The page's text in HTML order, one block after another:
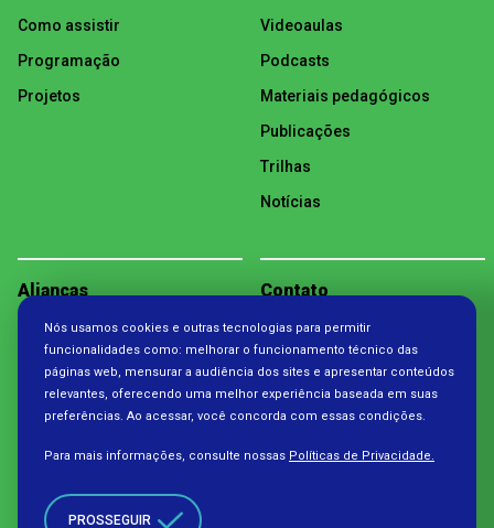
Como assistir
Programação
Projetos
Videoaulas
Podcasts
Materiais pedagógicos
Publicações
Trilhas
Notícias
Alianças Contato
Política de Privacidade
Nós usamos cookies e outras tecnologias para permitir
funcionalidades como: melhorar o funcionamento técnico das
páginas web, mensurar a audiência dos sites e apresentar conteúdos
relevantes, oferecendo uma melhor experiência baseada em suas
preferências. Ao acessar, você concorda com essas condições.
Para mais informações, consulte nossas Políticas de Privacidade.
PROSSEGUIR